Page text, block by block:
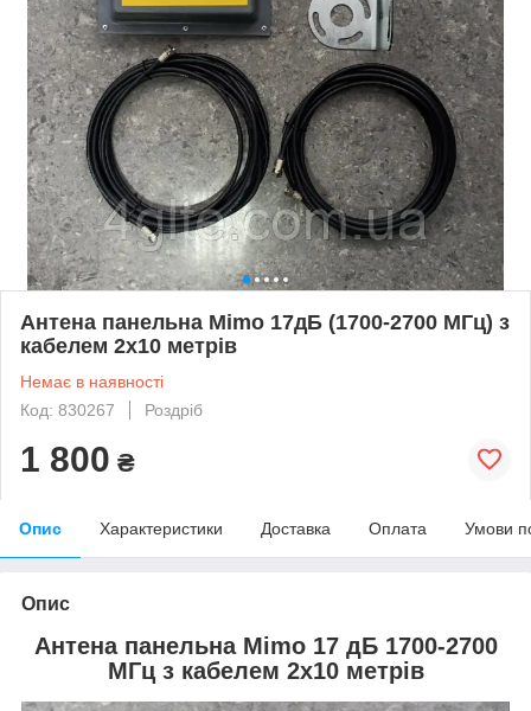
Антена панельна Mimo 17дБ (1700-2700 МГц) з
кабелем 2х10 метрів
Немає в наявності
Код: 830267
Роздріб
1 800 ₴
Опис Характеристики Доставка Оплата Умови
Опис
Антена панельна Mimo 17 дБ 1700-2700
МГц з кабелем 2х10 метрів